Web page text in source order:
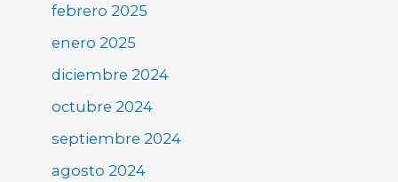
febrero 2025
enero 2025
diciembre 2024
octubre 2024
septiembre 2024
agosto 2024